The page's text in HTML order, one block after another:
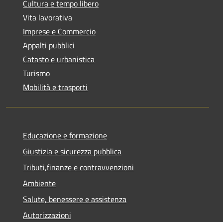
Cultura e tempo libero
Vita lavorativa
Imprese e Commercio
Appalti pubblici
Catasto e urbanistica
Turismo
Mobilità e trasporti
Educazione e formazione
Giustizia e sicurezza pubblica
Tributi,finanze e contravvenzioni
Ambiente
Salute, benessere e assistenza
Autorizzazioni